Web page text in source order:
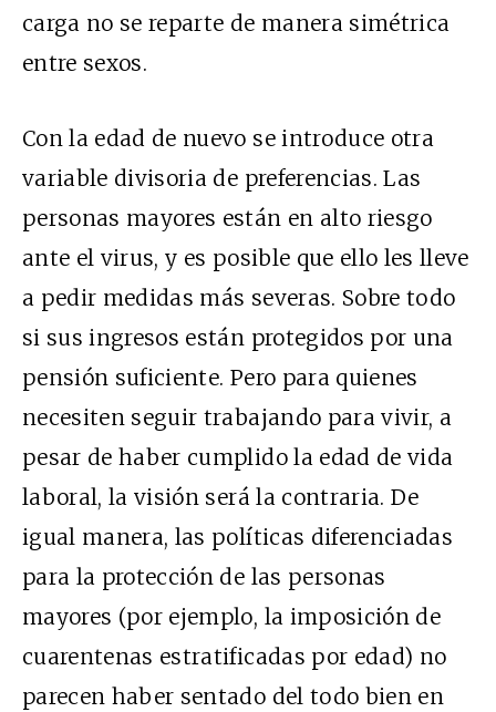
carga no se reparte de manera simétrica
entre sexos.
Con la edad de nuevo se introduce otra
variable divisoria de preferencias. Las
personas mayores están en alto riesgo
ante el virus, y es posible que ello les lleve
a pedir medidas más severas. Sobre todo
si sus ingresos están protegidos por una
pensión suficiente. Pero para quienes
necesiten seguir trabajando para vivir, a
pesar de haber cumplido la edad de vida
laboral, la visión será la contraria. De
igual manera, las políticas diferenciadas
para la protección de las personas
mayores (por ejemplo, la imposición de
cuarentenas estratificadas por edad) no
parecen haber sentado del todo bien en